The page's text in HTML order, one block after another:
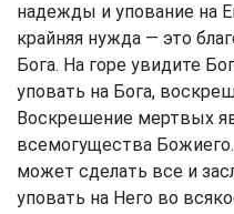
надежды и упование на
крайняя нужда — это
Бога. На горе увидите
уповать на Бога,
Воскрешение мертвых
всемогущества
может сделать все и
уповать на Него во